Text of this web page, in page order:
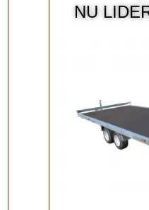
NU